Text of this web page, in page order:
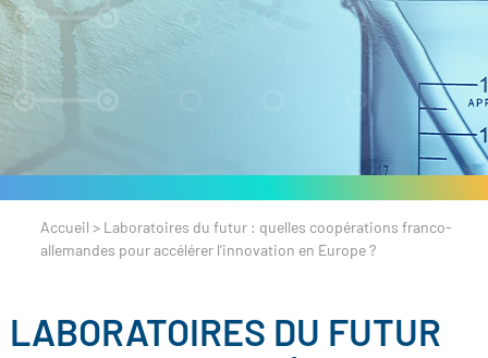
Accueil > Laboratoires du futur : quelles coopérations franco-
allemandes pour accélérer l’innovation en Europe ?
LABORATOIRES DU FUTUR